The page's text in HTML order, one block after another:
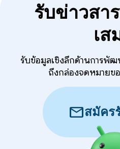
รับข่าวสา
เส
รับข้อมูลเชิงลึกด้านการพั
ถึงกล่องจดหมาย
mailสมัคร